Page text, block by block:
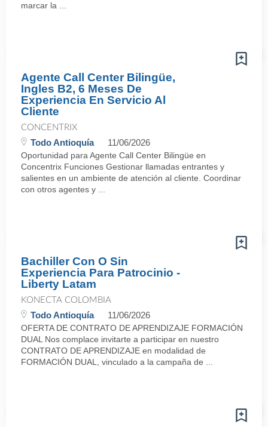
marcar la ...
Agente Call Center Bilingüe,
Ingles B2, 6 Meses De
Experiencia En Servicio Al
Cliente
CONCENTRIX
Todo Antioquía 11/06/2026
Oportunidad para Agente Call Center Bilingüe en
Concentrix Funciones Gestionar llamadas entrantes y
salientes en un ambiente de atención al cliente. Coordinar
con otros agentes y ...
Bachiller Con O Sin
Experiencia Para Patrocinio -
Liberty Latam
KONECTA COLOMBIA
Todo Antioquía 11/06/2026
OFERTA DE CONTRATO DE APRENDIZAJE FORMACIÓN
DUAL Nos complace invitarte a participar en nuestro
CONTRATO DE APRENDIZAJE en modalidad de
FORMACIÓN DUAL, vinculado a la campaña de ...